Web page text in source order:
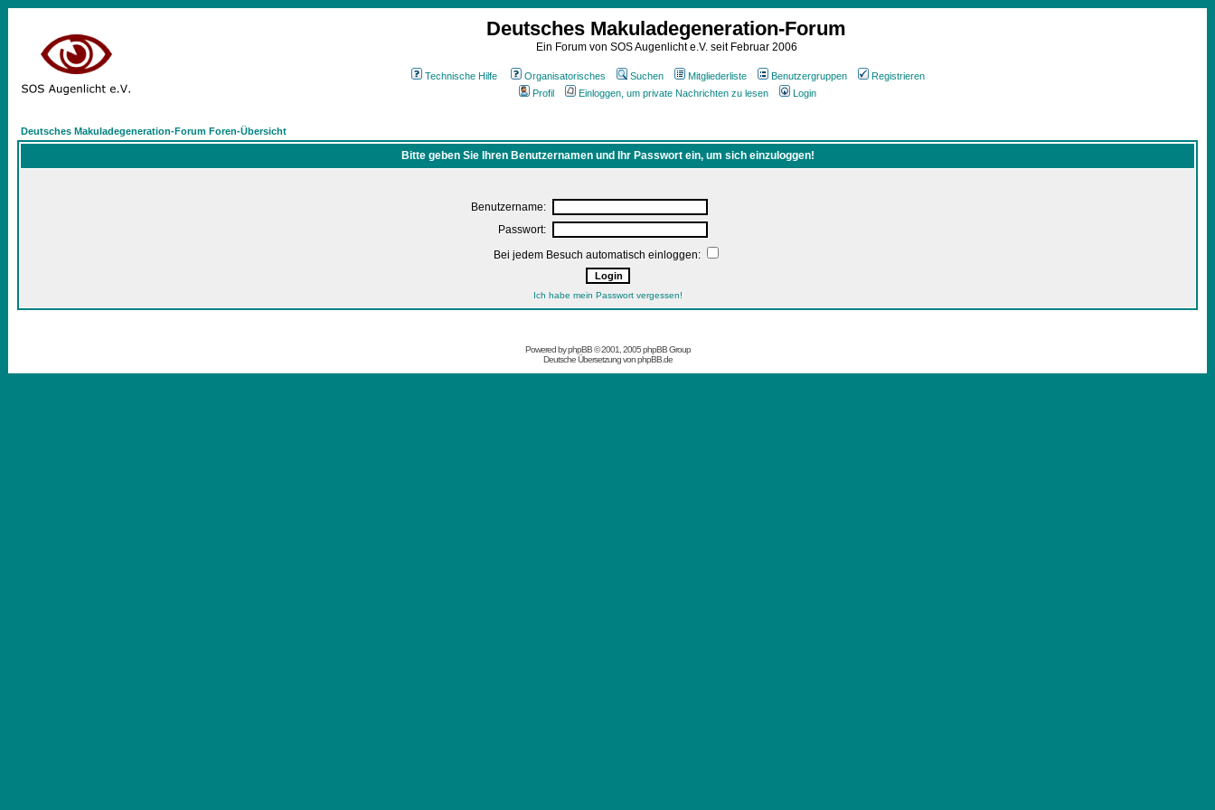
Deutsches Makuladegeneration-Forum
Ein Forum von SOS Augenlicht e.V. seit Februar 2006
Technische Hilfe Organisatorisches Suchen Mitgliederliste Benutzergruppen
Registrieren
Profil
Einloggen, um private Nachrichten zu lesen Login
Deutsches Makuladegeneration-Forum Foren-Übersicht
Bitte geben Sie Ihren Benutzernamen und Ihr Passwort ein, um sich einzuloggen!
Benutzername:
Passwort:
Bei jedem Besuch automatisch einloggen:
Ich habe mein Passwort vergessen!
Powered byphpBB© 2001, 2005 phpBB Group
Deutsche Übersetzung vonphpBB.de